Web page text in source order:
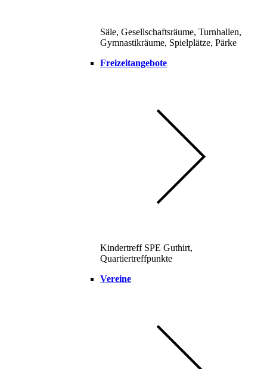
Säle, Gesellschaftsräume, Turnhallen,
Gymnastikräume, Spielplätze, Pärke
Freizeitangebote
Kindertreff SPE Guthirt,
Quartiertreffpunkte
Vereine